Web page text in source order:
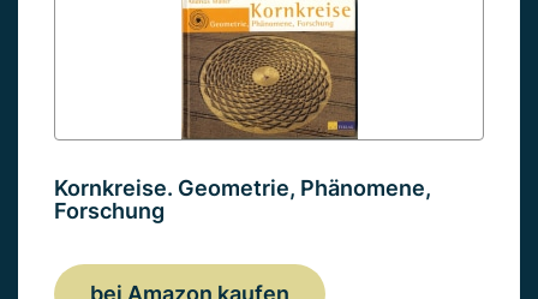
Kornkreise. Geometrie, Phänomene,
Forschung
bei Amazon kaufen